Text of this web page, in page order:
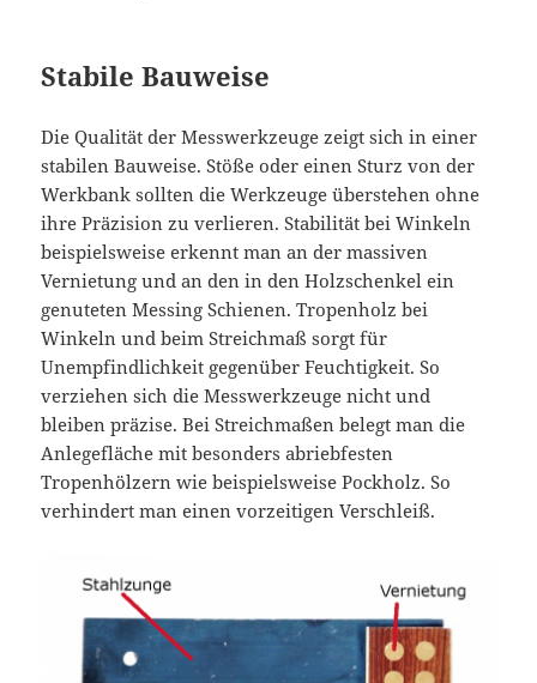
Stabile Bauweise
Die Qualität der Messwerkzeuge zeigt sich in einer
stabilen Bauweise. Stöße oder einen Sturz von der
Werkbank sollten die Werkzeuge überstehen ohne
ihre Präzision zu verlieren. Stabilität bei Winkeln
beispielsweise erkennt man an der massiven
Vernietung und an den in den Holzschenkel ein
genuteten Messing Schienen. Tropenholz bei
Winkeln und beim Streichmaß sorgt für
Unempfindlichkeit gegenüber Feuchtigkeit. So
verziehen sich die Messwerkzeuge nicht und
bleiben präzise. Bei Streichmaßen belegt man die
Anlegefläche mit besonders abriebfesten
Tropenhölzern wie beispielsweise Pockholz. So
verhindert man einen vorzeitigen Verschleiß.